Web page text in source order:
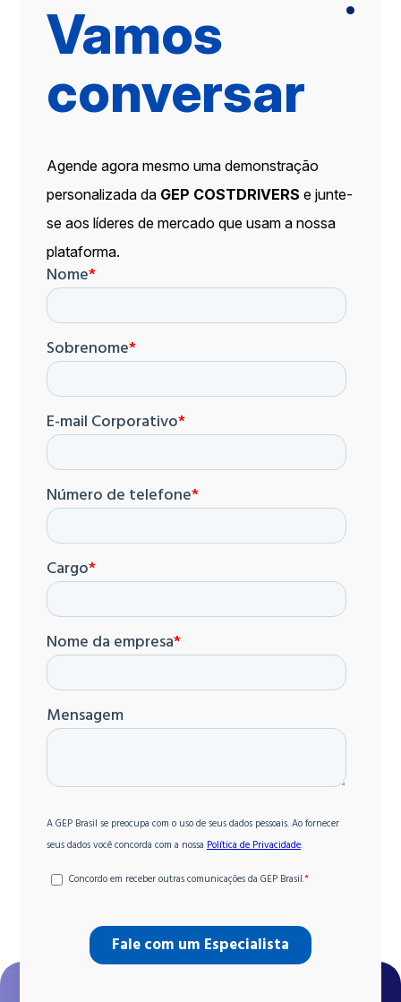
Vamos
conversar
Agende agora mesmo uma demonstração
personalizada da GEP COSTDRIVERS e junte-
se aos líderes de mercado que usam a nossa
plataforma.